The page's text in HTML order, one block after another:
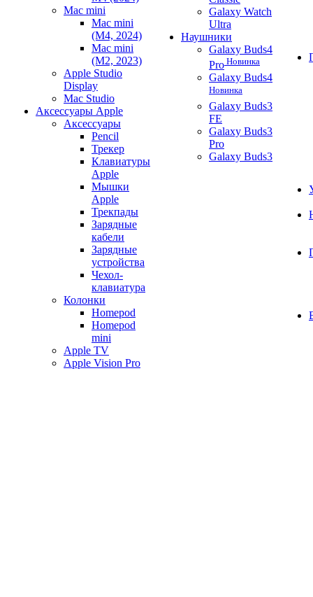
Mac mini
Mac mini
(M4, 2024)
Mac mini
(M2, 2023)
Apple Studio
Display
Mac Studio
Аксессуары Apple
Аксессуары
Pencil
Трекер
Клавиатуры
Apple
Мышки
Apple
Трекпады
Зарядные
кабели
Зарядные
устройства
Чехол-
клавиатура
Колонки
Homepod
Homepod
mini
Apple TV
Apple Vision Pro
Galaxy Watch
Ultra
Наушники
Galaxy Buds4
Pro Новинка
Galaxy Buds4
Новинка
Galaxy Buds3
FE
Galaxy Buds3
Pro
Galaxy Buds3